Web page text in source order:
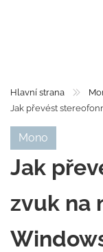
Hlavní strana
Jak převést
Mono
Jak
zvuk na